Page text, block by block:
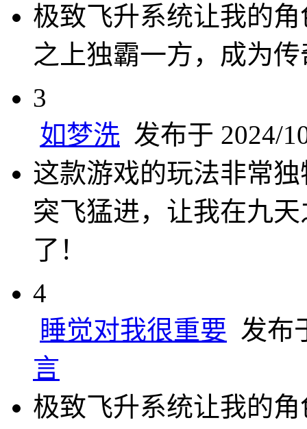
极致飞升系统让我的
之上独霸一方，成为
3
如梦洗 发布于 2024/
这款游戏的玩法非常
突飞猛进，让我在九
了！
4
睡觉对我很重要 发布
言
极致飞升系统让我的